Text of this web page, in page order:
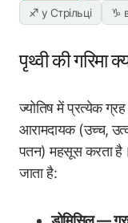
♐ у Стрільці
♑
पृथ्वी की गरिमा
ज्योतिष में प्रत्येक
आरामदायक (उच्च,
पतन) महसूस करता है।
जाता है: